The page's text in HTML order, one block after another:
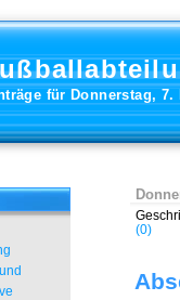
für Donnerstag, 7.
(0)